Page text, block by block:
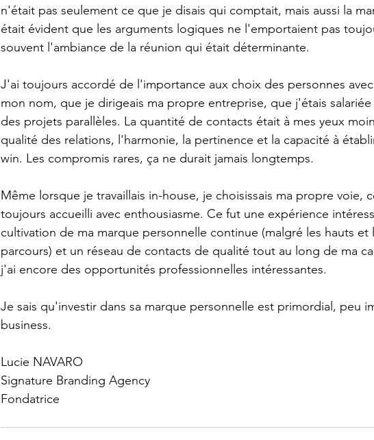
n'était pas seulement ce que je disais qui comptait, mais aussi la
était évident que les arguments logiques ne l'emportaient pas
souvent l'ambiance de la réunion qui était déterminante.
J'ai toujours accordé de l'importance aux choix des personnes
mon nom, que je dirigeais ma propre entreprise, que j'étais
des projets parallèles. La quantité de contacts était à mes yeux
qualité des relations, l'harmonie, la pertinence et la capacité à
win. Les compromis rares, ça ne durait jamais longtemps.
Même lorsque je travaillais in-house, je choisissais ma propre voie,
toujours accueilli avec enthousiasme. Ce fut une expérience
cultivation de ma marque personnelle continue (malgré les hauts et
parcours) et un réseau de contacts de qualité tout au long de ma
j'ai encore des opportunités professionnelles intéressantes.
Je sais qu'investir dans sa marque personnelle est primordial, peu
business.
Lucie NAVARO
Signature Branding Agency
Fondatrice